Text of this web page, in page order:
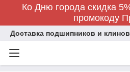
Ко Дню города скидка
промокоду
Доставка подшипников и